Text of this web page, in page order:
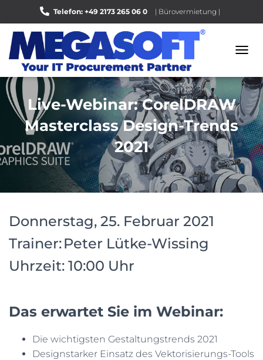
Telefon: +49 2173 265 06 0 | Bürovermietung |
Bewerten Sie uns auf Google |
V
I
G
A
T
I
O
N
U
M
S
Live-Webinar: CorelDRAW
Masterclass Design-Trends
2021
Donnerstag, 25. Februar 2021
Trainer: Peter Lütke-Wissing
Uhrzeit: 10:00 Uhr
Das erwartet Sie im Webinar:
Die wichtigsten Gestaltungstrends 2021
Designstarker Einsatz des Vektorisierungs-Tools